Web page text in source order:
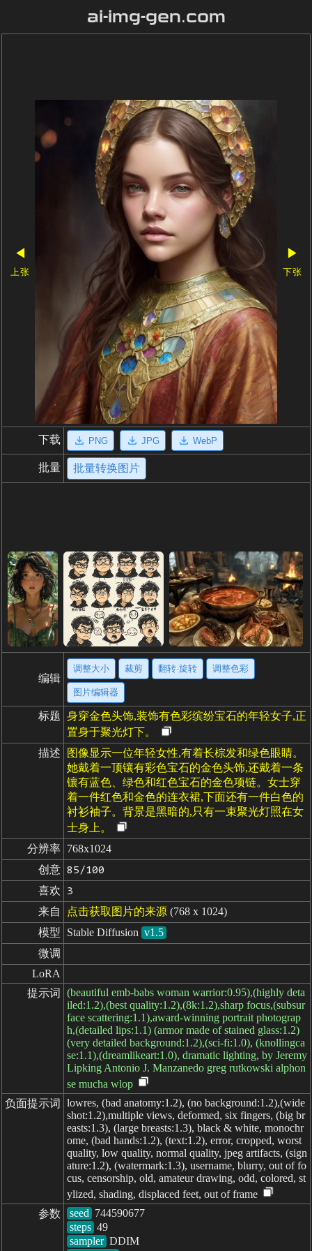
ai-img-gen.com
◀
上张
▶
下张
下载 PNG JPG WebP
批量 批量转换图片
编辑
调整大小 裁剪 翻转·旋转 调整色彩
图片编辑器
标题 身穿金色头饰,装饰有色彩缤纷宝石的年轻女子,正
置身于聚光灯下。
描述
图像显示一位年轻女性,有着长棕发和绿色眼睛。
她戴着一顶镶有彩色宝石的金色头饰,还戴着一条
镶有蓝色、绿色和红色宝石的金色项链。女士穿
着一件红色和金色的连衣裙,下面还有一件白色的
衬衫袖子。背景是黑暗的,只有一束聚光灯照在女
士身上。
分辨率 768x1024
创意 85/100
喜欢 3
来自 点击获取图片的来源 (768 x 1024)
模型
Stable Diffusion v1.5
微调
LoRA
提示词
(beautiful emb-babs woman warrior:0.95),(highly deta
iled:1.2),(best quality:1.2),(8k:1.2),sharp focus,(subsur
face scattering:1.1),award-winning portrait photograp
h,(detailed lips:1.1) (armor made of stained glass:1.2)
(very detailed background:1.2),(sci-fi:1.0), (knollingca
se:1.1),(dreamlikeart:1.0), dramatic lighting, by Jeremy
Lipking Antonio J. Manzanedo greg rutkowski alphon
se mucha wlop
负面提示词
lowres, (bad anatomy:1.2), (no background:1.2),(wide
shot:1.2),multiple views, deformed, six fingers, (big br
easts:1.3), (large breasts:1.3), black & white, monochr
ome, (bad hands:1.2), (text:1.2), error, cropped, worst
quality, low quality, normal quality, jpeg artifacts, (sign
ature:1.2), (watermark:1.3), username, blurry, out of fo
cus, censorship, old, amateur drawing, odd, colored, st
ylized, shading, displaced feet, out of frame
参数
seed
steps
sampler